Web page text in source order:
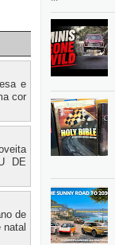
e
cor
DE
de